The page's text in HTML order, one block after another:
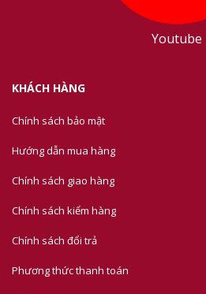
Youtube
KHÁCH HÀNG
Chính sách bảo mật
Hướng dẫn mua hàng
Chính sách giao hàng
Chính sách kiểm hàng
Chính sách đổi trả
Phương thức thanh toán